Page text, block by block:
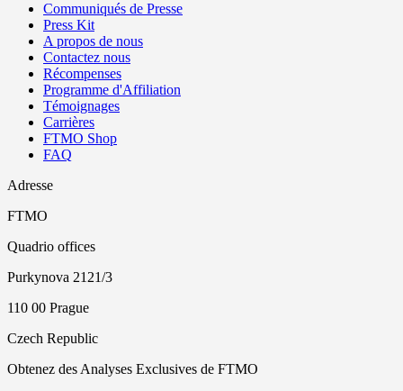
Communiqués de Presse
Press Kit
A propos de nous
Contactez nous
Récompenses
Programme d'Affiliation
Témoignages
Carrières
FTMO Shop
FAQ
Adresse
FTMO
Quadrio offices
Purkynova 2121/3
110 00 Prague
Czech Republic
Obtenez des Analyses Exclusives de FTMO